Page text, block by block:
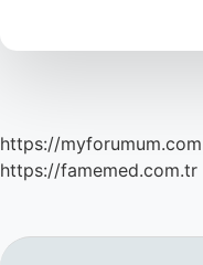
Konur
https://myforumum.com
https://famemed.com.tr